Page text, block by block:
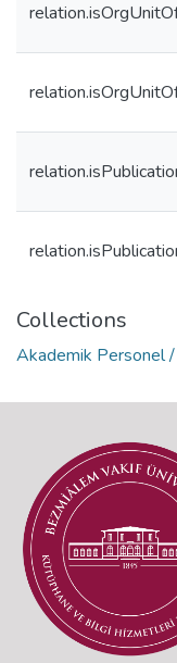
Collections
Akademik Personel